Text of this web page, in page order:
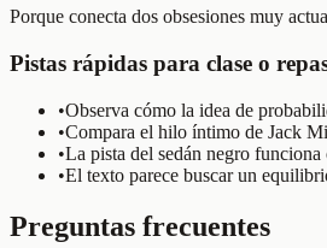
Porque conecta dos obsesiones muy
Pistas rápidas para clase o
•Observa cómo la idea de
•Compara el hilo íntimo de Jack
•La pista del sedán negro
•El texto parece buscar un
Preguntas frecuentes